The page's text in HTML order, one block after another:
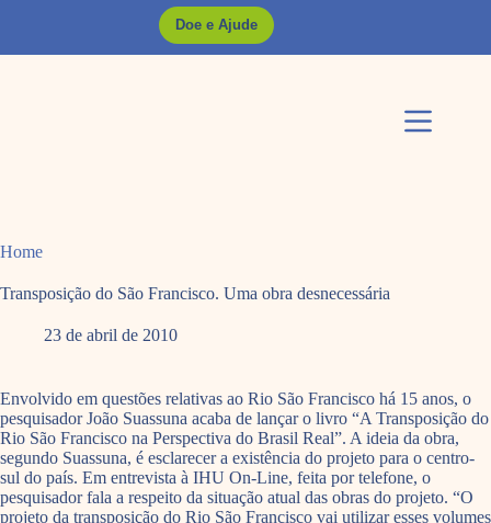
Doe e Ajude
Home
Transposição do São Francisco. Uma obra desnecessária
23 de abril de 2010
Envolvido em questões relativas ao Rio São Francisco há 15 anos, o
pesquisador João Suassuna acaba de lançar o livro “A Transposição do
Rio São Francisco na Perspectiva do Brasil Real”. A ideia da obra,
segundo Suassuna, é esclarecer a existência do projeto para o centro-
sul do país. Em entrevista à IHU On-Line, feita por telefone, o
pesquisador fala a respeito da situação atual das obras do projeto. “O
projeto da transposição do Rio São Francisco vai utilizar esses volumes